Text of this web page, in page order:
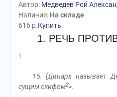
Автор: Медведев Рой
Наличие: На складе
616 р.Купить
1. РЕЧЬ
1
15. [Динарх называет
сущим скифом2«.